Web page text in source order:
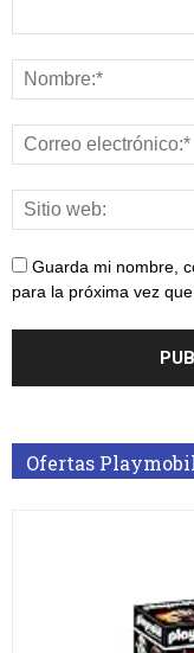
Guarda mi nombre,
para la próxima vez
Ofertas